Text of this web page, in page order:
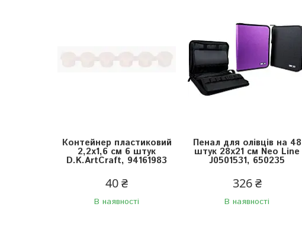
Контейнер пластиковий
2,2х1,6 см 6 штук
D.K.ArtCraft, 94161983
40 ₴
В наявності
Пенал для олівців на 48
штук 28х21 см Neo Line
J0501531, 650235
326 ₴
В наявності